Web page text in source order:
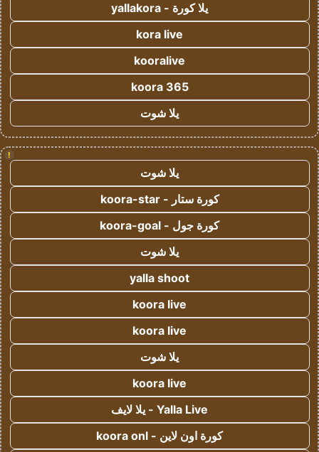
يلا كورة - yallakora
kora live
kooralive
koora 365
يلا شوت
!
يلا شوت
كورة ستار - koora-star
كورة جول - koora-goal
يلا شوت
yalla shoot
koora live
koora live
يلا شوت
koora live
Yalla Live - يلا لايف
كورة اون لاين - koora onl